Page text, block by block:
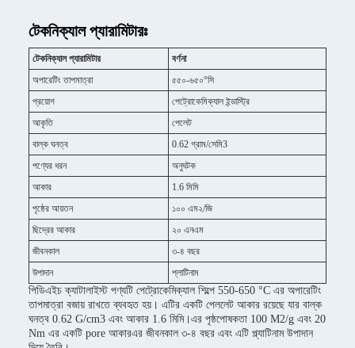
টেকনিক্যাল প্যারামিটারঃ
টেকনিক্যাল প্যারামিটার
বর্ণনা
অপারেটিং তাপমাত্রা
৫৫০-৬৫০°সি
প্রয়োগ
পেট্রোকেমিক্যাল ইন্ডাস্ট্রি
আকৃতি
পেলেট
বাল্ক ঘনত্ব
0.62 গ্রাম/সেমি3
পণ্যের ধরন
অনুঘটক
আকার
1.6 মিমি
পৃষ্ঠের আয়তন
১০০ এম২/জি
ছিদ্রের আকার
২০ এনএম
জীবনকাল
৩-৪ বছর
উপাদান
প্লাটিনাম
পিডিএইচ ক্যাটালাইস্ট পণ্যটি পেট্রোকেমিক্যাল শিল্পে 550-650 °C এর অপারেটিং
তাপমাত্রা বজায় রাখতে ব্যবহৃত হয়। এটির একটি পেললেট আকার রয়েছে যার বাল্ক
ঘনত্ব 0.62 G/cm3 এবং আকার 1.6 মিমি।এর পৃষ্ঠপোষকতা 100 M2/g এবং 20
Nm এর একটি pore আকারএর জীবনকাল ৩-৪ বছর এবং এটি প্ল্যাটিনাম উপাদান